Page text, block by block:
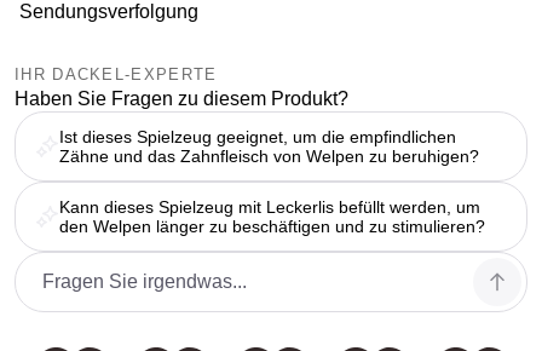
Sendungsverfolgung
IHR DACKEL-EXPERTE
Haben Sie Fragen zu diesem Produkt?
Ist dieses Spielzeug geeignet, um die empfindlichen
Zähne und das Zahnfleisch von Welpen zu beruhigen?
Kann dieses Spielzeug mit Leckerlis befüllt werden, um
den Welpen länger zu beschäftigen und zu stimulieren?